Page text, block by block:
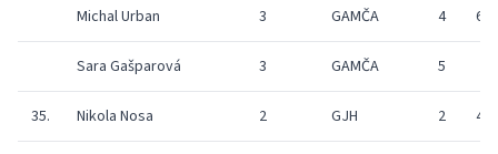
Michal Urban 3 GAMČA 4 6
Sara Gašparová 3 GAMČA 5
35. Nikola Nosa 2 GJH 2 4